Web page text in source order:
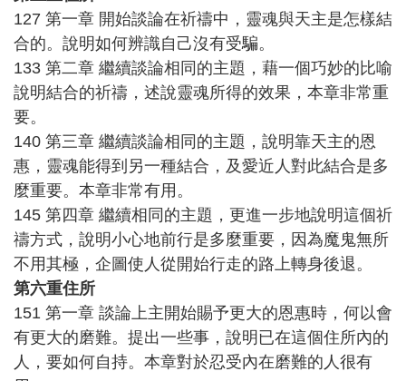
127 第一章 開始談論在祈禱中，靈魂與天主是怎樣結
合的。說明如何辨識自己沒有受騙。
133 第二章 繼續談論相同的主題，藉一個巧妙的比喻
說明結合的祈禱，述說靈魂所得的效果，本章非常重
要。
140 第三章 繼續談論相同的主題，說明靠天主的恩
惠，靈魂能得到另一種結合，及愛近人對此結合是多
麼重要。本章非常有用。
145 第四章 繼續相同的主題，更進一步地說明這個祈
禱方式，說明小心地前行是多麼重要，因為魔鬼無所
不用其極，企圖使人從開始行走的路上轉身後退。
第六重住所
151 第一章 談論上主開始賜予更大的恩惠時，何以會
有更大的磨難。提出一些事，說明已在這個住所內的
人，要如何自持。本章對於忍受內在磨難的人很有